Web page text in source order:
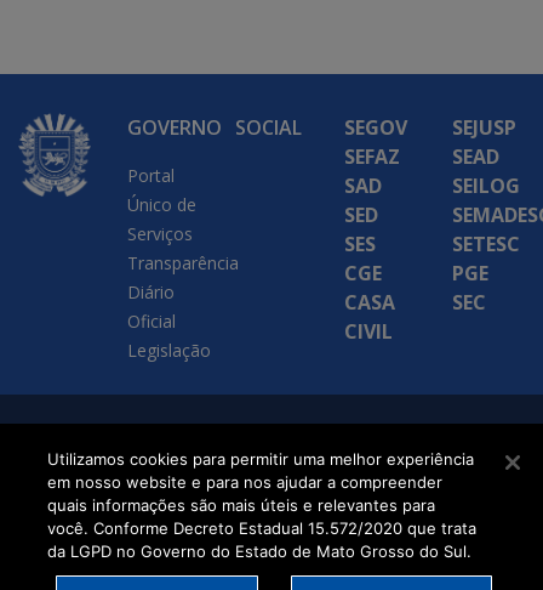
GOVERNO
Portal
Único de
Serviços
Transparência
Diário
Oficial
Legislação
SOCIAL
SEGOV
SEFAZ
SAD
SED
SES
CGE
CASA
CIVIL
SEJUSP
SEAD
SEILOG
SETESC
PGE
SEC
Executiva de
Transformação Digital
Utilizamos cookies para permitir uma melhor experiência
em nosso website e para nos ajudar a compreender
quais informações são mais úteis e relevantes para
você. Conforme Decreto Estadual 15.572/2020 que trata
da LGPD no Governo do Estado de Mato Grosso do Sul.